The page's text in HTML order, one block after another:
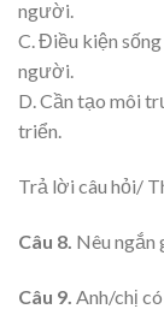
người.
C. Điều kiện
người.
D. Cần tạo môi
triển.
Trả lời câu hỏi/
Câu 8. Nêu ngắn
Câu 9. Anh/chị